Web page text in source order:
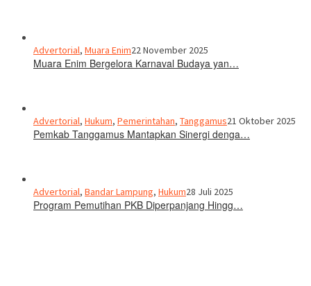
Advertorial, Muara Enim22 November 2025
Muara Enim Bergelora Karnaval Budaya yan…
Advertorial, Hukum, Pemerintahan, Tanggamus21 Oktober 2025
Pemkab Tanggamus Mantapkan Sinergi denga…
Advertorial, Bandar Lampung, Hukum28 Juli 2025
Program Pemutihan PKB Diperpanjang Hingg…